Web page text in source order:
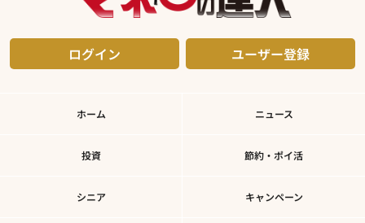
ログイン ユーザー登録
ホーム ニュース
投資 節約・ポイ活
シニア キャンペーン